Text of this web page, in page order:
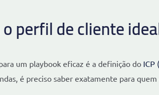
perfil de cliente
um playbook eficaz é a definição do ICP
é preciso saber exatamente para